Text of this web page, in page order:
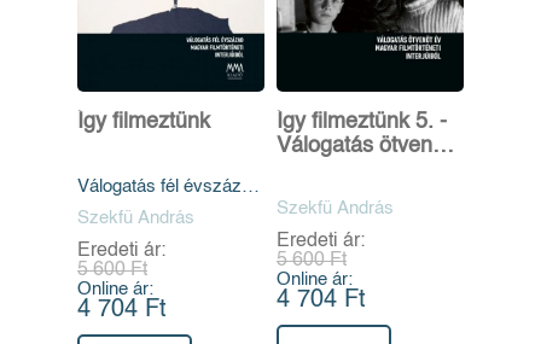
Így filmeztünk
Válogatás fél évszázad
magyar filmtörténeti
Szekfü András
Eredeti ár:
5 600 Ft
Online ár:
4 704 Ft
Így filmeztünk 5. -
Válogatás ötvenöt
interjúiból
Szekfü András
Eredeti ár:
5 600 Ft
Online ár:
4 704 Ft